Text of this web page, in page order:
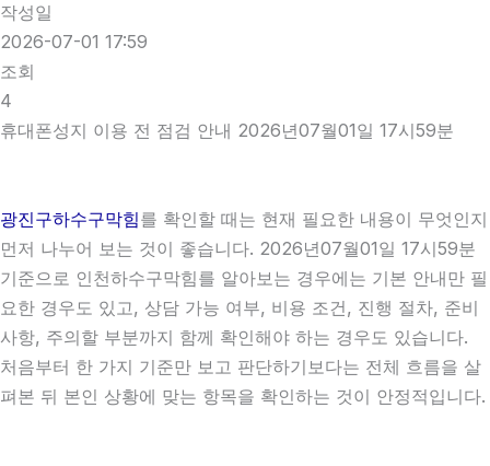
작성일
2026-07-01 17:59
조회
4
휴대폰성지 이용 전 점검 안내 2026년07월01일 17시59분
광진구하수구막힘를 확인할 때는 현재 필요한 내용이 무엇인지
먼저 나누어 보는 것이 좋습니다. 2026년07월01일 17시59분
기준으로 인천하수구막힘를 알아보는 경우에는 기본 안내만 필
요한 경우도 있고, 상담 가능 여부, 비용 조건, 진행 절차, 준비
사항, 주의할 부분까지 함께 확인해야 하는 경우도 있습니다.
처음부터 한 가지 기준만 보고 판단하기보다는 전체 흐름을 살
펴본 뒤 본인 상황에 맞는 항목을 확인하는 것이 안정적입니다.